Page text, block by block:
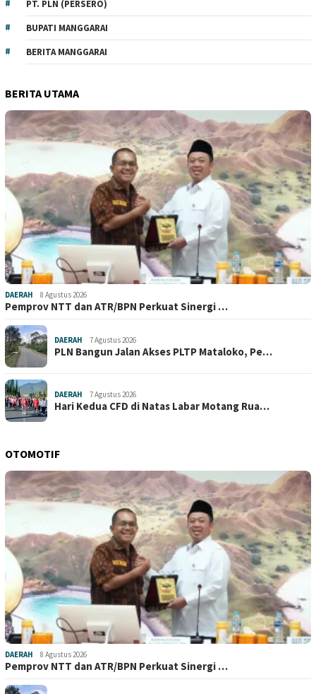
PT. PLN (PERSERO)
BUPATI MANGGARAI
BERITA MANGGARAI
BERITA UTAMA
DAERAH 8 Agustus 2026
Pemprov NTT dan ATR/BPN Perkuat Sinergi …
DAERAH 7 Agustus 2026
PLN Bangun Jalan Akses PLTP Mataloko, Pe…
DAERAH 7 Agustus 2026
Hari Kedua CFD di Natas Labar Motang Rua…
OTOMOTIF
DAERAH 8 Agustus 2026
Pemprov NTT dan ATR/BPN Perkuat Sinergi …